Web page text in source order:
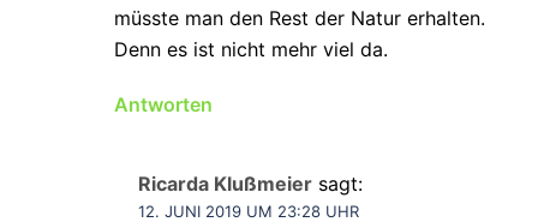
müsste man den Rest der Natur erhalten.
Denn es ist nicht mehr viel da.
Antworten
Ricarda Klußmeier sagt:
12. JUNI 2019 UM 23:28 UHR